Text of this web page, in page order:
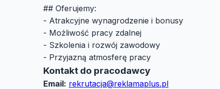
## Oferujemy:
- Atrakcyjne wynagrodzenie i bonusy
- Możliwość pracy zdalnej
- Szkolenia i rozwój zawodowy
- Przyjazną atmosferę pracy
Kontakt do pracodawcy
Email: rekrutacja@reklamaplus.pl